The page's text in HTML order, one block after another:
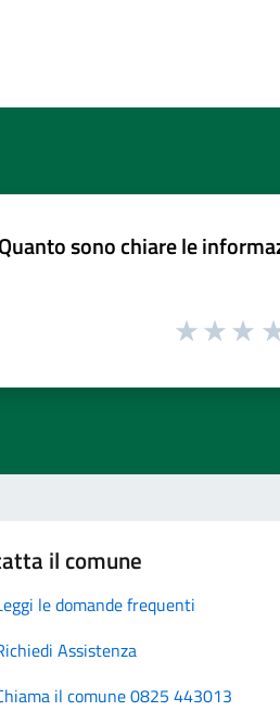
Quanto sono chiare le
il comune
le domande frequenti
Assistenza
il comune 0825 443013